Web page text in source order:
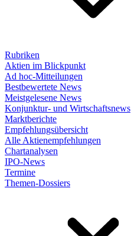
Rubriken
Aktien im Blickpunkt
Ad hoc-Mitteilungen
Bestbewertete News
Meistgelesene News
Konjunktur- und Wirtschaftsnews
Marktberichte
Empfehlungsübersicht
Alle Aktienempfehlungen
Chartanalysen
IPO-News
Termine
Themen-Dossiers